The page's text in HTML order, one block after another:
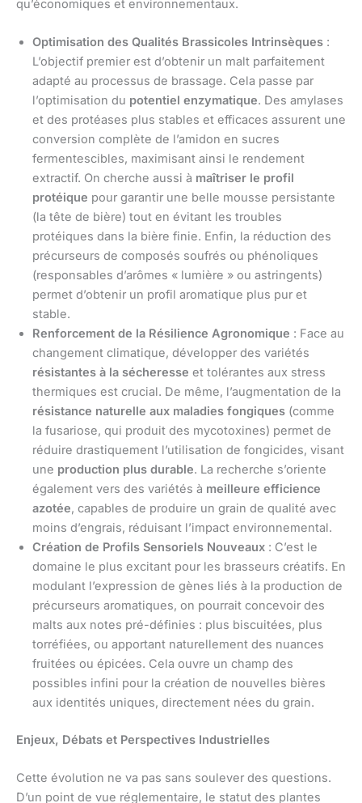
qu’économiques et environnementaux.
Optimisation des Qualités Brassicoles Intrinsèques :
L’objectif premier est d’obtenir un malt parfaitement
adapté au processus de brassage. Cela passe par
l’optimisation du potentiel enzymatique. Des amylases
et des protéases plus stables et efficaces assurent une
conversion complète de l’amidon en sucres
fermentescibles, maximisant ainsi le rendement
extractif. On cherche aussi à maîtriser le profil
protéique pour garantir une belle mousse persistante
(la tête de bière) tout en évitant les troubles
protéiques dans la bière finie. Enfin, la réduction des
précurseurs de composés soufrés ou phénoliques
(responsables d’arômes « lumière » ou astringents)
permet d’obtenir un profil aromatique plus pur et
stable.
Renforcement de la Résilience Agronomique : Face au
changement climatique, développer des variétés
résistantes à la sécheresse et tolérantes aux stress
thermiques est crucial. De même, l’augmentation de la
résistance naturelle aux maladies fongiques (comme
la fusariose, qui produit des mycotoxines) permet de
réduire drastiquement l’utilisation de fongicides, visant
une production plus durable. La recherche s’oriente
également vers des variétés à meilleure efficience
azotée, capables de produire un grain de qualité avec
moins d’engrais, réduisant l’impact environnemental.
Création de Profils Sensoriels Nouveaux : C’est le
domaine le plus excitant pour les brasseurs créatifs. En
modulant l’expression de gènes liés à la production de
précurseurs aromatiques, on pourrait concevoir des
malts aux notes pré-définies : plus biscuitées, plus
torréfiées, ou apportant naturellement des nuances
fruitées ou épicées. Cela ouvre un champ des
possibles infini pour la création de nouvelles bières
aux identités uniques, directement nées du grain.
Enjeux, Débats et Perspectives Industrielles
Cette évolution ne va pas sans soulever des questions.
D’un point de vue réglementaire, le statut des plantes